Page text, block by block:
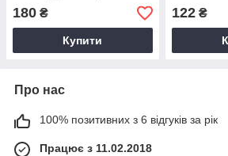
180 ₴
Купити
122₴
Про нас
100% позитивних з 6 відгуків за рік
Працює з 11.02.2018